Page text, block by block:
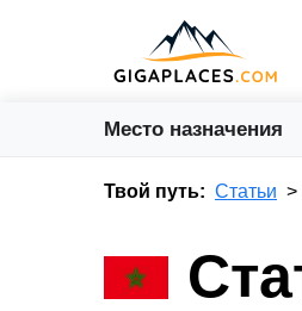
Место назначения
Твой путь: Статьи